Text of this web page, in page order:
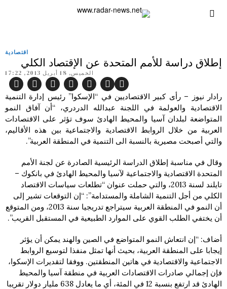
اقتصادية
إطلاق دراسة للأمم المتحدة عن الإقتصاد الكلي
الخميس, 18 أبريل 2013, 17:22
رادار نيوز – رأى كبير الاقتصاديين في “الإسكوا” رئيس إدارة التنمية
الاقتصادية والعولمة في اللجنة عبدالله الدردري، “أن آفاق النمو
المتواضعة لبلدان آسيا والمحيط الهادئ سوف تؤثر على الاقتصادات
العربية من خلال الروابط الاقتصادية والاجتماعية بين هذه الأقاليم،
والتي أصبحت مصيرية بالنسبة الى التنمية في المنطقة العربية”.
وقال في مناسبة إطلاق الدراسة الرئيسية الصادرة عن لجنة الأمم
المتحدة الاقتصادية والاجتماعية لآسيا والمحيط الهادئ في بانكوك –
تايلند لسنة 2013، والتي حملت عنوان “تطلعات سياسات الاقتصاد
الكلي من أجل التنمية الشاملة والمستدامة”: “إن التوقعات تشير إلى
أن النمو في المنطقة العربية سيتراجع تدريجيا سنة 2013، ومن المتوقع
أن يختفي الطلب القوي على الموارد الطبيعية في المستقبل القريب”.
أضاف: “إن انتعاش النمو المتواضع في الصين والهند يمكن أن يؤثر
إيجابا على المنطقة العربية، بحيث أنها تمثل منفذا لتوسيع الروابط
الاجتماعية والاقتصادية في هاتين المنطقتين. ووفقا لتقديرات الإسكوا،
فإن إجمالي صادرات الاقتصادات العربية في منطقة آسيا والمحيط
الهادئ قد ارتفع بنسبة 12 في المئة، أي ما يعادل 638 مليار دولار تقريبا